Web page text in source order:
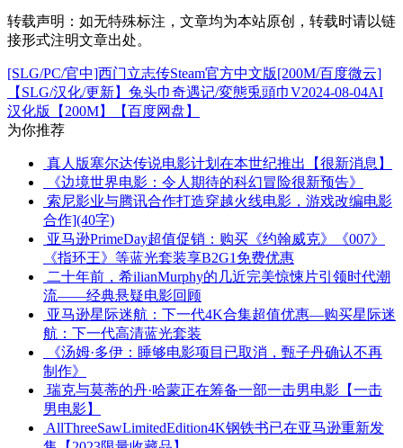
转载声明： 如无特殊标注，文章均为本站原创，转载时请以链
接形式注明文章出处。
[SLG/PC/官中]西门立志传Steam官方中文版[200M/百度微云]
【SLG/汉化/更新】兔头巾奇遇记/変態兎頭巾V2024-08-04AI
汉化版【200M】【百度网盘】
为你推荐
真人版塞尔达传说电影计划在本世纪推出【很新消息】
《边境世界电影：令人期待的科幻冒险很新预告》
索尼影业与腾讯合作打造穿越火线电影，游戏改编电影
合作](40字)
亚马逊PrimeDay超值促销：购买《约翰威克》《007》
《指环王》等蓝光套装享B2G1免费优惠
二十年前，希ilianMurphy的几近完美惊悚片引领时代潮
流——经典悬疑电影回顾
亚马逊星际迷航：下一代4K合集超值优惠—购买星际迷
航：下一代高清蓝光套装
《汤姆·多伊：睡够电影项目已取消，甄子丹确认不再
制作》
瑞克与莫蒂的丹·哈蒙正在筹备一部一击男电影【一击
男电影】
AllThreeSawLimitedEdition4K钢铁书已在亚马逊重新发